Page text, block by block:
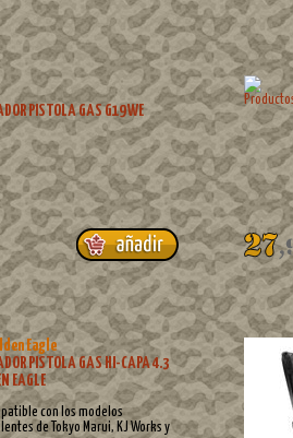
PISTOLA GAS G19 WE
PISTOLA GAS HI-CAPA 4.3
EAGLE
con los modelos
de Tokyo Marui, KJ Works y